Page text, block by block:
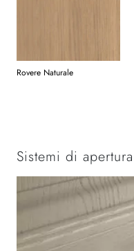
Rovere Naturale
Sistemi di apertura